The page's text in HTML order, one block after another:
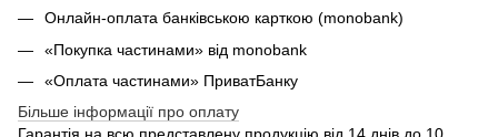
Онлайн-оплата банківською карткою (monobank)
«Покупка частинами» від monobank
«Оплата частинами» ПриватБанку
Більше інформації про оплату